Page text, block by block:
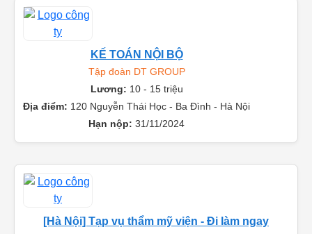
KẾ TOÁN NỘI BỘ
Tập đoàn DT GROUP
Lương: 10 - 15 triệu
120 Nguyễn Thái Học - Ba Đình - Hà Nội
Hạn nộp:31/11/2024